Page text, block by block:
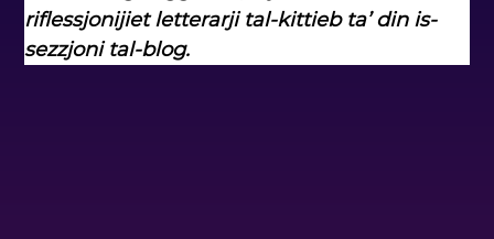
riflessjonijiet letterarji tal-kittieb ta’ din is-
sezzjoni tal-blog.